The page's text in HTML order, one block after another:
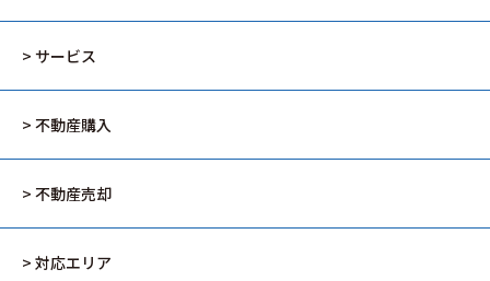
> サービス
> 不動産購入
> 不動産売却
> 対応エリア